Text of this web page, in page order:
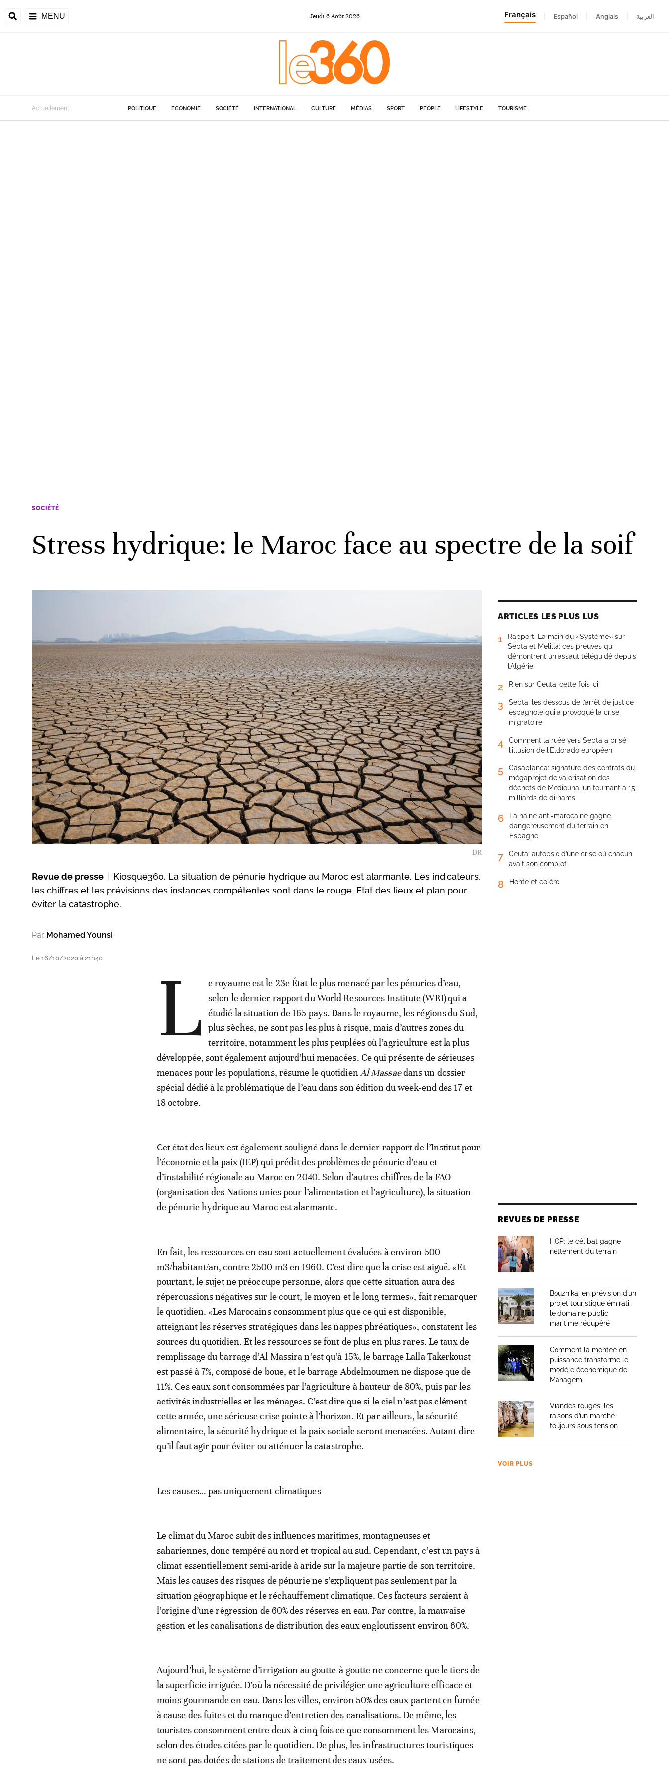
MENU Jeudi 6Août 2026 Français Español Anglais العربية
Actuellement POLITIQUE ECONOMIE SOCIÉTÉ INTERNATIONAL CULTURE MÉDIAS SPORT PEOPLE LIFESTYLE TOURISME
SOCIÉTÉ
Stress hydrique: le Maroc face au spectre de la soif
DR
Revue de presse
Kiosque360. La situation de pénurie hydrique au Maroc est alarmante. Les indicateurs,
les chiffres et les prévisions des instances compétentes sont dans le rouge. Etat des lieux et plan pour
éviter la catastrophe.
Par Mohamed Younsi
Le 16/10/2020 à 21h40 L
e royaume est le 23e État le plus menacé par les pénuries d’eau,
selon le dernier rapport du World Resources Institute (WRI) qui a
étudié la situation de 165 pays. Dans le royaume, les régions du Sud,
plus sèches, ne sont pas les plus à risque, mais d’autres zones du
territoire, notamment les plus peuplées où l’agriculture est la plus
développée, sont également aujourd’hui menacées. Ce qui présente de sérieuses
menaces pour les populations, résume le quotidien Al Massaedans un dossier
spécial dédié à la problématique de l’eau dans son édition du week-end des 17 et
18 octobre.
Cet état des lieux est également souligné dans le dernier rapport de l’Institut pour
l’économie et la paix (IEP) qui prédit des problèmes de pénurie d’eau et
d’instabilité régionale au Maroc en 2040. Selon d’autres chiffres de la FAO
(organisation des Nations unies pour l’alimentation et l’agriculture), la situation
de pénurie hydrique au Maroc est alarmante.
En fait, les ressources en eau sont actuellement évaluées à environ 500
m3/habitant/an, contre 2500 m3 en 1960. C’est dire que la crise est aiguë. «Et
pourtant, le sujet ne préoccupe personne, alors que cette situation aura des
répercussions négatives sur le court, le moyen et le long termes», fait remarquer
le quotidien. «Les Marocains consomment plus que ce qui est disponible,
atteignant les réserves stratégiques dans les nappes phréatiques», constatent les
sources du quotidien. Et les ressources se font de plus en plus rares. Le taux de
remplissage du barrage d’Al Massira n’est qu’à 15%, le barrage Lalla Takerkoust
est passé à 7%, composé de boue, et le barrage Abdelmoumen ne dispose que de
11%. Ces eaux sont consommées par l’agriculture à hauteur de 80%, puis par les
activités industrielles et les ménages. C’est dire que si le ciel n’est pas clément
cette année, une sérieuse crise pointe à l’horizon. Et par ailleurs, la sécurité
alimentaire, la sécurité hydrique et la paix sociale seront menacées. Autant dire
qu’il faut agir pour éviter ou atténuer la catastrophe.
Les causes… pas uniquement climatiques
Le climat du Maroc subit des influences maritimes, montagneuses et
sahariennes, donc tempéré au nord et tropical au sud. Cependant, c’est un pays à
climat essentiellement semi-aride à aride sur la majeure partie de son territoire.
Mais les causes des risques de pénurie ne s’expliquent pas seulement par la
situation géographique et le réchauffement climatique. Ces facteurs seraient à
l’origine d’une régression de 60% des réserves en eau. Par contre, la mauvaise
gestion et les canalisations de distribution des eaux engloutissent environ 60%.
Aujourd’hui, le système d’irrigation au goutte-à-goutte ne concerne que le tiers de
la superficie irriguée. D’où la nécessité de privilégier une agriculture efficace et
moins gourmande en eau. Dans les villes, environ 50% des eaux partent en fumée
à cause des fuites et du manque d’entretien des canalisations. De même, les
touristes consomment entre deux à cinq fois ce que consomment les Marocains,
selon des études citées par le quotidien. De plus, les infrastructures touristiques
ne sont pas dotées de stations de traitement des eaux usées.
ARTICLES LES PLUS LUS
1
Rapport. La main du «Système» sur
Sebta et Melilla: ces preuves qui
démontrent un assaut téléguidé depuis
l’Algérie
2 Rien sur Ceuta, cette fois-ci
3
Sebta: les dessous de l’arrêt de justice
espagnole qui a provoqué la crise
migratoire
4
Comment la ruée vers Sebta a brisé
l’illusion de l’Eldorado européen
5
Casablanca: signature des contrats du
mégaprojet de valorisation des
déchets de Médiouna, un tournant à 15
milliards de dirhams
6
La haine anti-marocaine gagne
dangereusement du terrain en
Espagne
7
Ceuta: autopsie d’une crise où chacun
avait son complot
8 Honte et colère
REVUES DE PRESSE
HCP: le célibat gagne
nettement du terrain
Bouznika: en prévision d’un
projet touristique émirati,
le domaine public
maritime récupéré
Comment la montée en
puissance transforme le
modèle économique de
Managem
Viandes rouges: les
raisons d’un marché
toujours sous tension
VOIR PLUS